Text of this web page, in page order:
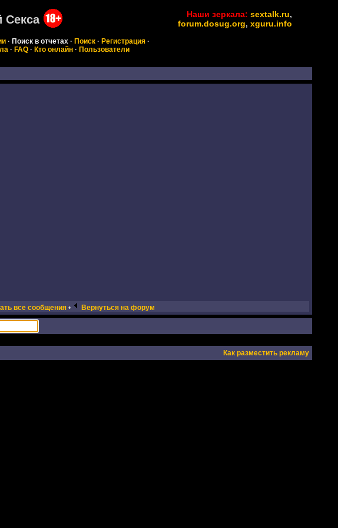
Секса Наши зеркала: sextalk.ru,
forum.dosug.org, xguru.info
· Поиск в отчетах· Поиск· Регистрация·
· FAQ · Кто онлайн · Пользователи
все сообщения• Вернуться на форум
Как разместить рекламу